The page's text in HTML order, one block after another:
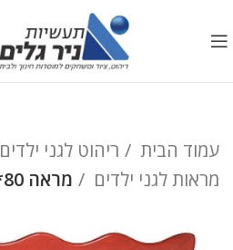
עמוד הבית
ריהוט לגני ילדים
מראות לגני ילדים
מראה 80*120 דגם גל בצבע